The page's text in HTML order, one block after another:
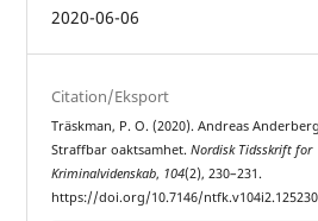
2020-06-06
Citation/Eksport
Träskman, P. O. (2020). Andreas
Straffbar oaktsamhet.Nordisk Tidsskrift for
Kriminalvidenskab, 104(2), 230–231.
https://doi.org/10.7146/ntfk.v104i2.125230